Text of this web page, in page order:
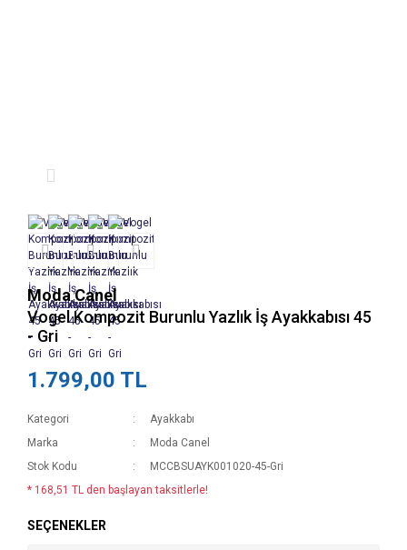
Moda Canel
Vogel Kompozit Burunlu Yazlık İş Ayakkabısı 45
- Gri
1.799,00 TL
Kategori
Ayakkabı
Marka
Moda Canel
Stok Kodu
MCCBSUAYK001020-45-Gri
* 168,51 TL den başlayan taksitlerle!
SEÇENEKLER